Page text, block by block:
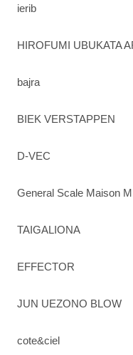
ierib
HIROFUMI UBUKATA
bajra
BIEK VERSTAPPEN
D-VEC
General Scale Maison
TAIGALIONA
EFFECTOR
JUN UEZONO BLOW
cote&ciel